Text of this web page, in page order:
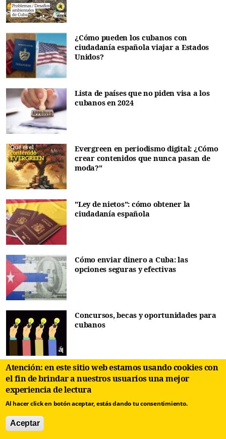
¿Cómo pueden los cubanos con
ciudadanía española viajar a Estados
Unidos?
Lista de países que no piden visa a los
cubanos en 2024
Evergreen en periodismo digital: ¿Cómo
crear contenidos que nunca pasan de
moda?"
"Ley de nietos": cómo obtener la
ciudadanía española
Cómo enviar dinero a Cuba: las
opciones seguras y efectivas
Concursos, becas y oportunidades para
cubanos
Diccionario de cubanismos. Habla
popular de Cuba / Letras GHIJ
Atención: en este sitio web estamos usando cookies con
el fin de brindar a nuestros usuarios una mejor
experiencia de lectura
Al hacer click en botón aceptar, estás dando tu consentimiento.
Aceptar